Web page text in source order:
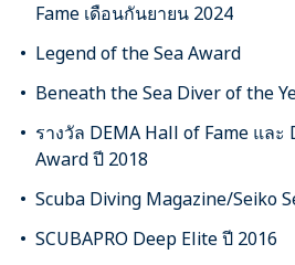
Fame เดือนกันยายน 2024
Legend of the Sea Award
Beneath the Sea Diver of the
รางวัล DEMA Hall of Fame และ
Award ปี 2018
Scuba Diving Magazine/Seiko
SCUBAPRO Deep Elite ปี 2016